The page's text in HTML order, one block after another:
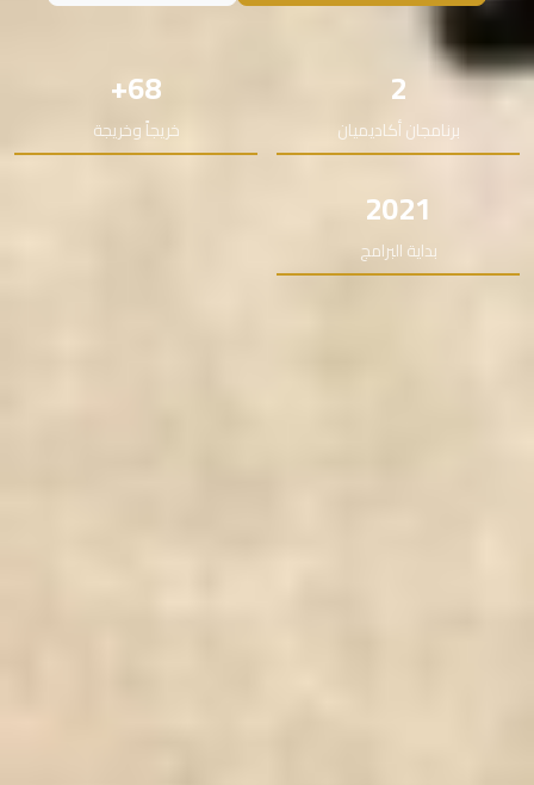
2
برنامجان أكاديميان
68+
خريجاً وخريجة
2021
بداية البرامج